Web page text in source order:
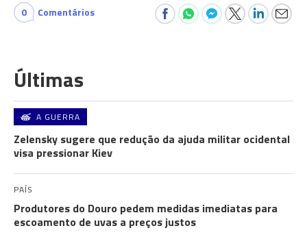
0 Comentários
Últimas
A GUERRA
Zelensky sugere que redução da ajuda militar ocidental
visa pressionar Kiev
PAÍS
Produtores do Douro pedem medidas imediatas para
escoamento de uvas a preços justos